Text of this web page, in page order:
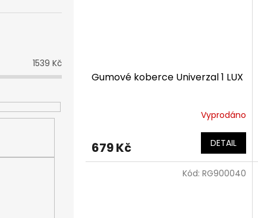
1539 Kč
Gumové koberce Univerzal 1 LUX
Vyprodáno
679 Kč DETAIL
Kód: RG900040